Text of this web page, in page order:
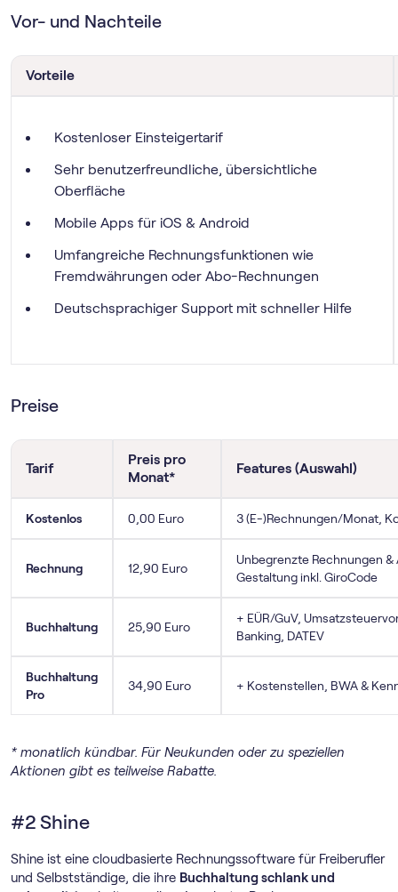
Vor- und Nachteile
Vorteile
Kostenloser Einsteigertarif
Sehr benutzerfreundliche, übersichtliche
Oberfläche
Mobile Apps für iOS & Android
Umfangreiche Rechnungsfunktionen wie
Fremdwährungen oder Abo-Rechnungen
Deutschsprachiger Support mit schneller Hilfe
Preise
Tarif
Preis pro
Monat*
Features (Auswahl)
Kostenlos 0,00 Euro 3 (E-)Rechnungen/Monat,
Rechnung 12,90 Euro
Unbegrenzte Rechnungen &
Gestaltung inkl. GiroCode
Buchhaltung 25,90 Euro
+ EÜR/GuV,
Banking, DATEV
Buchhaltung
Pro
34,90 Euro + Kostenstellen, BWA &
* monatlich kündbar. Für Neukunden oder zu speziellen
Aktionen gibt es teilweise Rabatte.
#2 Shine
Shine ist eine cloudbasierte Rechnungssoftware für Freiberufler
und Selbstständige, die ihre Buchhaltung schlank und